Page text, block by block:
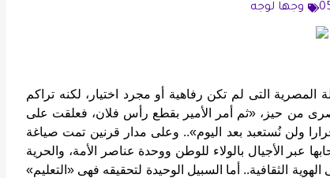
وجها لوجه
المصرية التى لم تكن رفاهية أو مجرد اختيار، لكنه تراكم
من حيز، «ثم أمر الأمير بقطع رأس فلان، فعلقت على
ولن نُستعبد بعد اليوم».. وعلى مدار قرنين تمت صياغة
عبر الأجيال بالولاء للوطن ووحدة عناصر الأمة، والحرية
الثقافية.. أما السبيل الوحيدة لتحقيقه فهى «التعليم»